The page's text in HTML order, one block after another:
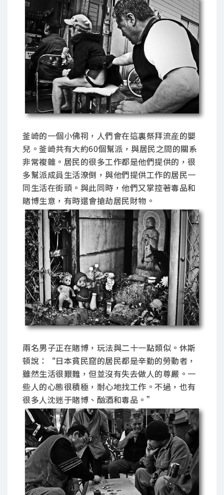
釜崎的一個小佛祠，人們會在這裏祭拜流産的嬰
兒。釜崎共有大約60個幫派，與居民之間的關系
非常複雜。居民的很多工作都是他們提供的，很
多幫派成員生活潦倒，與他們提供工作的居民一
同生活在街頭。與此同時，他們又掌控著毒品和
賭博生意，有時還會搶劫居民財物。
兩名男子正在賭博，玩法與二十一點類似。休斯
頓說：“日本貧民窟的居民都是辛勤的勞動者，
雖然生活很艱難，但並沒有失去做人的尊嚴。一
些人的心態很積極，耐心地找工作。不過，也有
很多人沈迷于賭博、酗酒和毒品。”